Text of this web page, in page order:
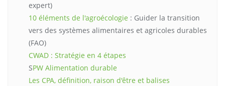
expert)
10 éléments de l'agroécologie : Guider la transition
vers des systèmes alimentaires et agricoles durables
(FAO)
CWAD : Stratégie en 4 étapes
SPW Alimentation durable
Les CPA, définition, raison d'être et balises